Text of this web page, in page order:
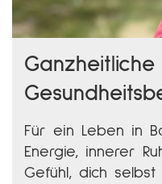
Ganzheitliche
Für ein Leben in
Energie, innerer
Gefühl, dich